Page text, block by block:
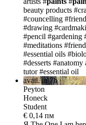
beauty products
#councelling
#drawing
#pencil #gardening
#meditations
#essential oils
#desserts #anatomy
tutor #essential oil
avail. in 7h
Peyton
Honeck
Student
€ 0,14 пм